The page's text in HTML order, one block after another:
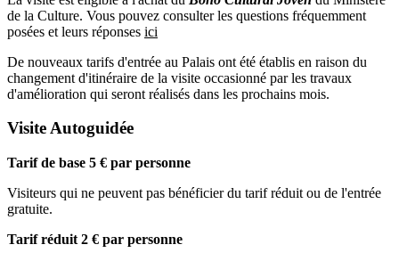
de la Culture. Vous pouvez consulter les questions fréquemment
posées et leurs réponses ici
De nouveaux tarifs d'entrée au Palais ont été établis en raison du
changement d'itinéraire de la visite occasionné par les travaux
d'amélioration qui seront réalisés dans les prochains mois.
Visite Autoguidée
Tarif de base 5 € par personne
Visiteurs qui ne peuvent pas bénéficier du tarif réduit ou de l'entrée
gratuite.
Tarif réduit 2 € par personne